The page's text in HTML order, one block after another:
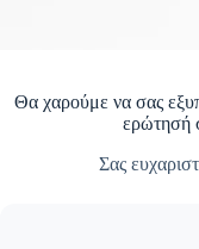
Θα χαρούμε να σας
ερώτησή
Σας